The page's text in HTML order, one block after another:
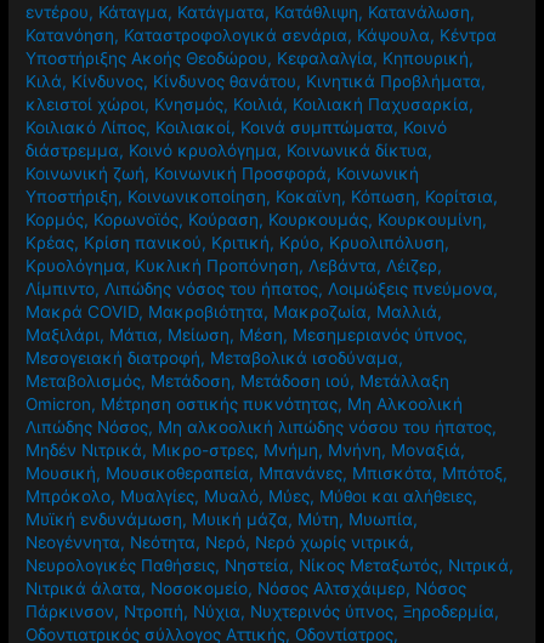
εντέρου, Κάταγμα, Κατάγματα, Κατάθλιψη, Κατανάλωση,
Κατανόηση, Καταστροφολογικά σενάρια, Κάψουλα, Κέντρα
Υποστήριξης Ακοής Θεοδώρου, Κεφαλαλγία, Κηπουρική,
Κιλά, Κίνδυνος, Κίνδυνος θανάτου, Κινητικά Προβλήματα,
κλειστοί χώροι, Κνησμός, Κοιλιά, Κοιλιακή Παχυσαρκία,
Κοιλιακό Λίπος, Κοιλιακοί, Κοινά συμπτώματα, Κοινό
διάστρεμμα, Κοινό κρυολόγημα, Κοινωνικά δίκτυα,
Κοινωνική ζωή, Κοινωνική Προσφορά, Κοινωνική
Υποστήριξη, Κοινωνικοποίηση, Κοκαϊνη, Κόπωση, Κορίτσια,
Κορμός, Κορωνοϊός, Κούραση, Κουρκουμάς, Κουρκουμίνη,
Κρέας, Κρίση πανικού, Κριτική, Κρύο, Κρυολιπόλυση,
Κρυολόγημα, Κυκλική Προπόνηση, Λεβάντα, Λέιζερ,
Λίμπιντο, Λιπώδης νόσος του ήπατος, Λοιμώξεις πνεύμονα,
Μακρά COVID, Μακροβιότητα, Μακροζωία, Μαλλιά,
Μαξιλάρι, Μάτια, Μείωση, Μέση, Μεσημεριανός ύπνος,
Μεσογειακή διατροφή, Μεταβολικά ισοδύναμα,
Μεταβολισμός, Μετάδοση, Μετάδοση ιού, Μετάλλαξη
Omicron, Μέτρηση οστικής πυκνότητας, Μη Αλκοολική
Λιπώδης Νόσος, Μη αλκοολική λιπώδης νόσου του ήπατος,
Μηδέν Νιτρικά, Μικρο-στρες, Μνήμη, Μνήνη, Μοναξιά,
Μουσική, Μουσικοθεραπεία, Μπανάνες, Μπισκότα, Μπότοξ,
Μπρόκολο, Μυαλγίες, Μυαλό, Μύες, Μύθοι και αλήθειες,
Μυϊκή ενδυνάμωση, Μυική μάζα, Μύτη, Μυωπία,
Νεογέννητα, Νεότητα, Νερό, Νερό χωρίς νιτρικά,
Νευρολογικές Παθήσεις, Νηστεία, Νίκος Μεταξωτός, Νιτρικά,
Νιτρικά άλατα, Νοσοκομείο, Νόσος Αλτσχάιμερ, Νόσος
Πάρκινσον, Ντροπή, Νύχια, Νυχτερινός ύπνος,Ξηροδερμία,
Οδοντιατρικός σύλλογος Αττικής, Οδοντίατρος,